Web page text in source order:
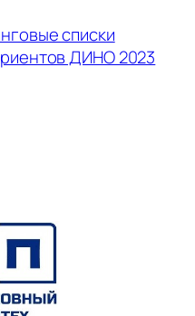
списки
ДИНО 2023